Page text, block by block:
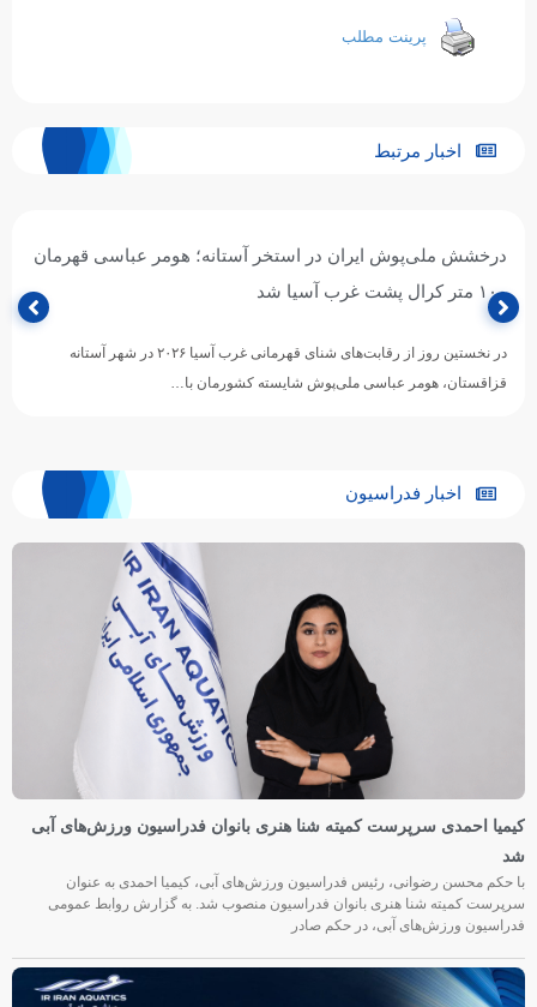
پرینت مطلب
اخبار مرتبط
درخشش ملی‌پوش ایران در استخر آستانه؛ هومر عباسی قهرمان
۱۰۰ متر کرال پشت غرب آسیا شد
در نخستین روز از رقابت‌های شنای قهرمانی غرب آسیا ۲۰۲۶ در شهر آستانه
قزاقستان، هومر عباسی ملی‌پوش شایسته کشورمان با…
اخبار فدراسیون
کیمیا احمدی سرپرست کمیته شنا هنری بانوان فدراسیون ورزش‌های آبی
شد
با حکم محسن رضوانی، رئیس فدراسیون ورزش‌های آبی، کیمیا احمدی به عنوان
سرپرست کمیته شنا هنری بانوان فدراسیون منصوب شد. به گزارش روابط عمومی
فدراسیون ورزش‌های آبی، در حکم صادر